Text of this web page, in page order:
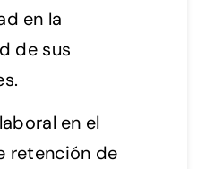
en la
de sus
en el
retención de